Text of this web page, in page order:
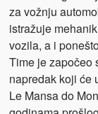
za vožnju
istražuje
vozila, a i
Time je započeo
napredak koji će
Le Mansa do